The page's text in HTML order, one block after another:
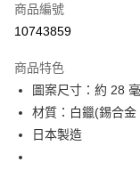
付款後7-11取貨
宅配
每筆NT$60，滿
海外配送
商品編號
10743859
商品特色
圖案尺寸：約 28
材質：白鑞(錫合
日本製造